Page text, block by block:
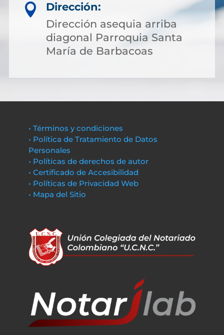

Dirección:
Dirección asequia arriba
diagonal Parroquia Santa
María de Barbacoas
• Términos y condiciones
• Política de Tratamiento de Datos
Personales
• Políticas de derechos de autor
• Certificado de Accesibilidad
• Políticas de Privacidad Web
• Mapa del Sitio